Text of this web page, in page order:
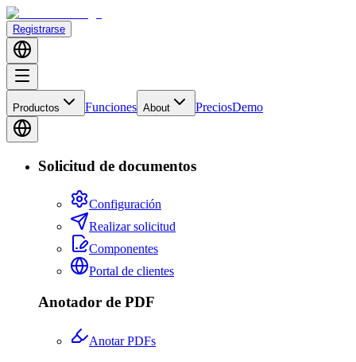
Registrarse
Productos Funciones About PreciosDemo
Solicitud de documentos
Configuración
Realizar solicitud
Componentes
Portal de clientes
Anotador de PDF
Anotar PDFs